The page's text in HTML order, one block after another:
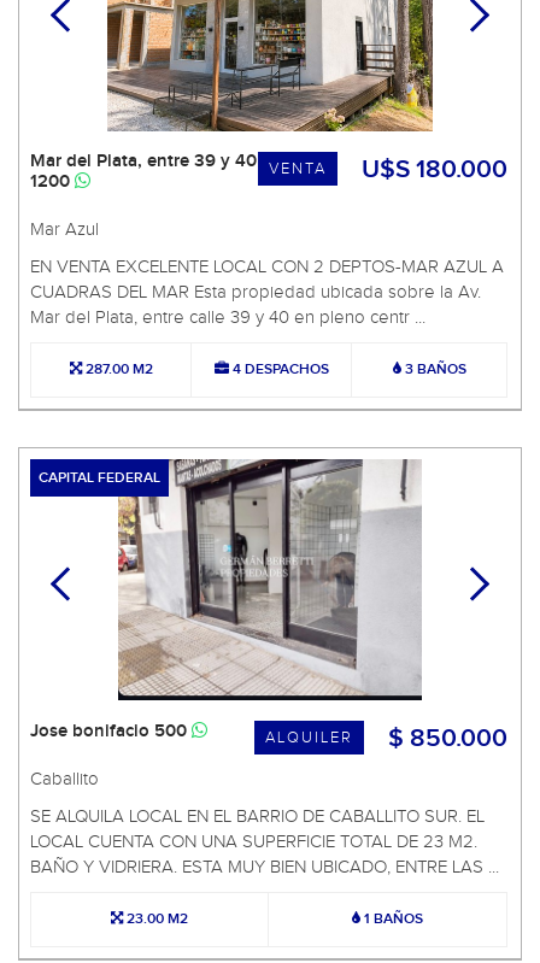
U$S 180.000
VENTA
Mar del Plata, entre 39 y 40
1200
Mar Azul
EN VENTA EXCELENTE LOCAL CON 2 DEPTOS-MAR AZUL A
CUADRAS DEL MAR Esta propiedad ubicada sobre la Av.
Mar del Plata, entre calle 39 y 40 en pleno centr ...
287.00 M2 4 DESPACHOS 3 BAÑOS
CAPITAL FEDERAL
$ 850.000
ALQUILER
Jose bonifacio 500
Caballito
SE ALQUILA LOCAL EN EL BARRIO DE CABALLITO SUR. EL
LOCAL CUENTA CON UNA SUPERFICIE TOTAL DE 23 M2.
BAÑO Y VIDRIERA. ESTA MUY BIEN UBICADO, ENTRE LAS ...
23.00 M2 1 BAÑOS